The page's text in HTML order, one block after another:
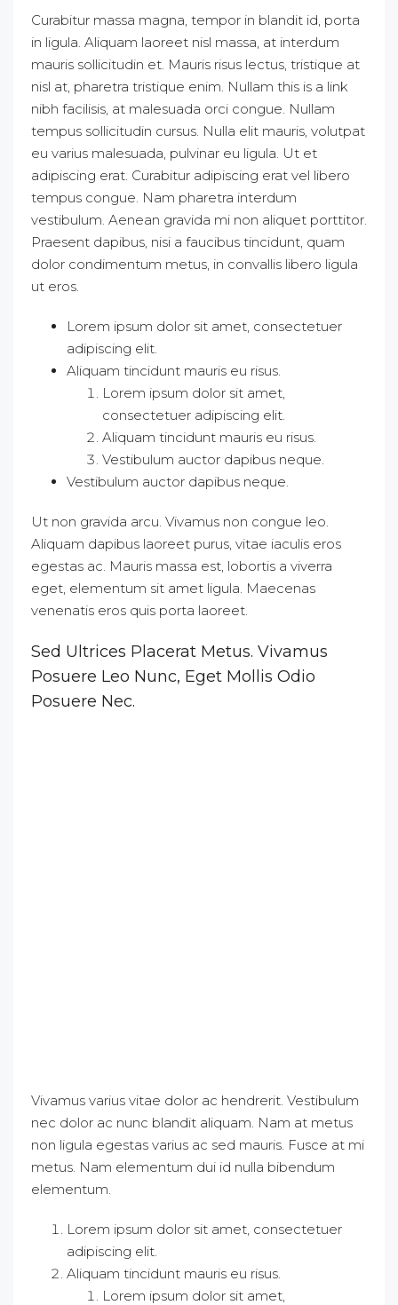
Curabitur massa magna, tempor in blandit id, porta
in ligula. Aliquam laoreet nisl massa, at interdum
mauris sollicitudin et. Mauris risus lectus, tristique at
nisl at, pharetra tristique enim. Nullam this is a link
nibh facilisis, at malesuada orci congue. Nullam
tempus sollicitudin cursus. Nulla elit mauris, volutpat
eu varius malesuada, pulvinar eu ligula. Ut et
adipiscing erat. Curabitur adipiscing erat vel libero
tempus congue. Nam pharetra interdum
vestibulum. Aenean gravida mi non aliquet porttitor.
Praesent dapibus, nisi a faucibus tincidunt, quam
dolor condimentum metus, in convallis libero ligula
ut eros.
Lorem ipsum dolor sit amet, consectetuer
adipiscing elit.
Aliquam tincidunt mauris eu risus.
Lorem ipsum dolor sit amet,
consectetuer adipiscing elit.
Aliquam tincidunt mauris eu risus.
Vestibulum auctor dapibus neque.
Vestibulum auctor dapibus neque.
Ut non gravida arcu. Vivamus non congue leo.
Aliquam dapibus laoreet purus, vitae iaculis eros
egestas ac. Mauris massa est, lobortis a viverra
eget, elementum sit amet ligula. Maecenas
venenatis eros quis porta laoreet.
Sed Ultrices Placerat Metus. Vivamus
Posuere Leo Nunc, Eget Mollis Odio
Posuere Nec.
Vivamus varius vitae dolor ac hendrerit. Vestibulum
nec dolor ac nunc blandit aliquam. Nam at metus
non ligula egestas varius ac sed mauris. Fusce at mi
metus. Nam elementum dui id nulla bibendum
elementum.
Lorem ipsum dolor sit amet, consectetuer
adipiscing elit.
Aliquam tincidunt mauris eu risus.
Lorem ipsum dolor sit amet,